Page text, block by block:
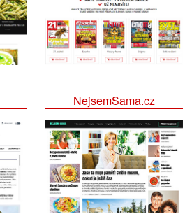
NejsemSama.cz